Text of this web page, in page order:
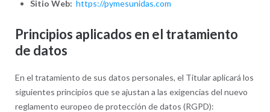
Sitio Web: https://pymesunidas.com
Principios aplicados en el tratamiento
de datos
En el tratamiento de sus datos personales, el Titular aplicará los
siguientes principios que se ajustan a las exigencias del nuevo
reglamento europeo de protección de datos (RGPD):